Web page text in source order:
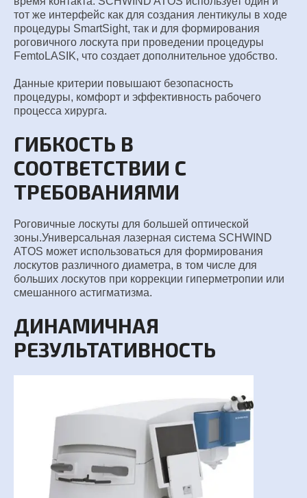
тот же интерфейс как для создания лентикулы в ходе
процедуры SmartSight, так и для формирования
роговичного лоскута при проведении процедуры
FemtoLASIK, что создает дополнительное удобство.
Данные критерии повышают безопасность
процедуры, комфорт и эффективность рабочего
процесса хирурга.
ГИБКОСТЬ В
СООТВЕТСТВИИ С
ТРЕБОВАНИЯМИ
Роговичные лоскуты для большей оптической
зоны.Универсальная лазерная система SCHWIND
ATOS может использоваться для формирования
лоскутов различного диаметра, в том числе для
больших лоскутов при коррекции гиперметропии или
смешанного астигматизма.
ДИНАМИЧНАЯ
РЕЗУЛЬТАТИВНОСТЬ